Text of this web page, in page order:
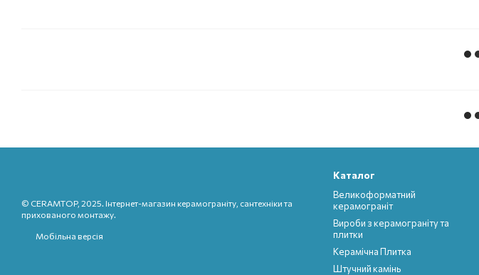
© CERAMTOP, 2025. Інтернет-магазин керамограніту, сантехніки та
прихованого монтажу.
Мобільна версія
Каталог
Великоформатний
керамограніт
Вироби з керамограніту та
плитки
Керамічна Плитка
Штучний камінь